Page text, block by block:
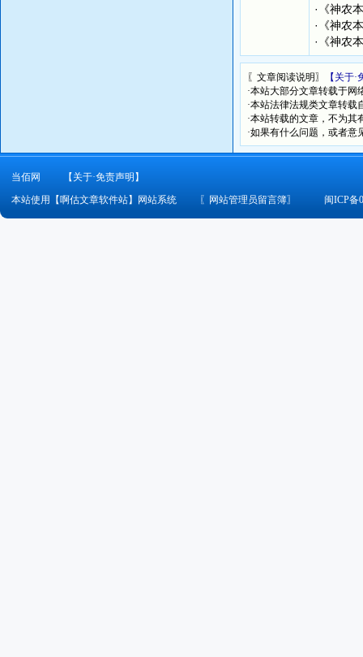
· 《神农
· 《神农
· 《神农
〖文章阅读说明〗
【关于
·本站大部分文章转载于
·本站法律法规类文章转
·本站转载的文章，不为
·如果有什么问题，或者意
当佰网
【关于·免责声明】
本站使用【啊估文章软件站】网站系统
〖 网站管理员留言簿〗 闽ICP备